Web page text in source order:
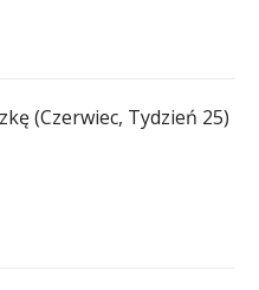
(Czerwiec, Tydzień 25)